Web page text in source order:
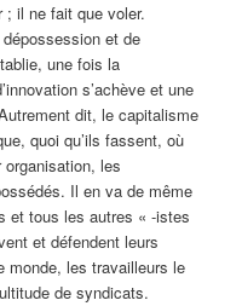
; il ne fait que voler.
et de
une fois la
s’achève et une
dit, le capitalisme
quoi qu’ils fassent, où
les
Il en va de même
et tous les autres « -istes
et défendent leurs
monde, les travailleurs le
de syndicats.